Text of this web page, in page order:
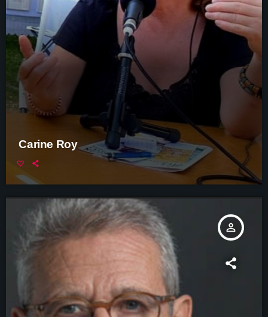
Carine Roy
person_outline